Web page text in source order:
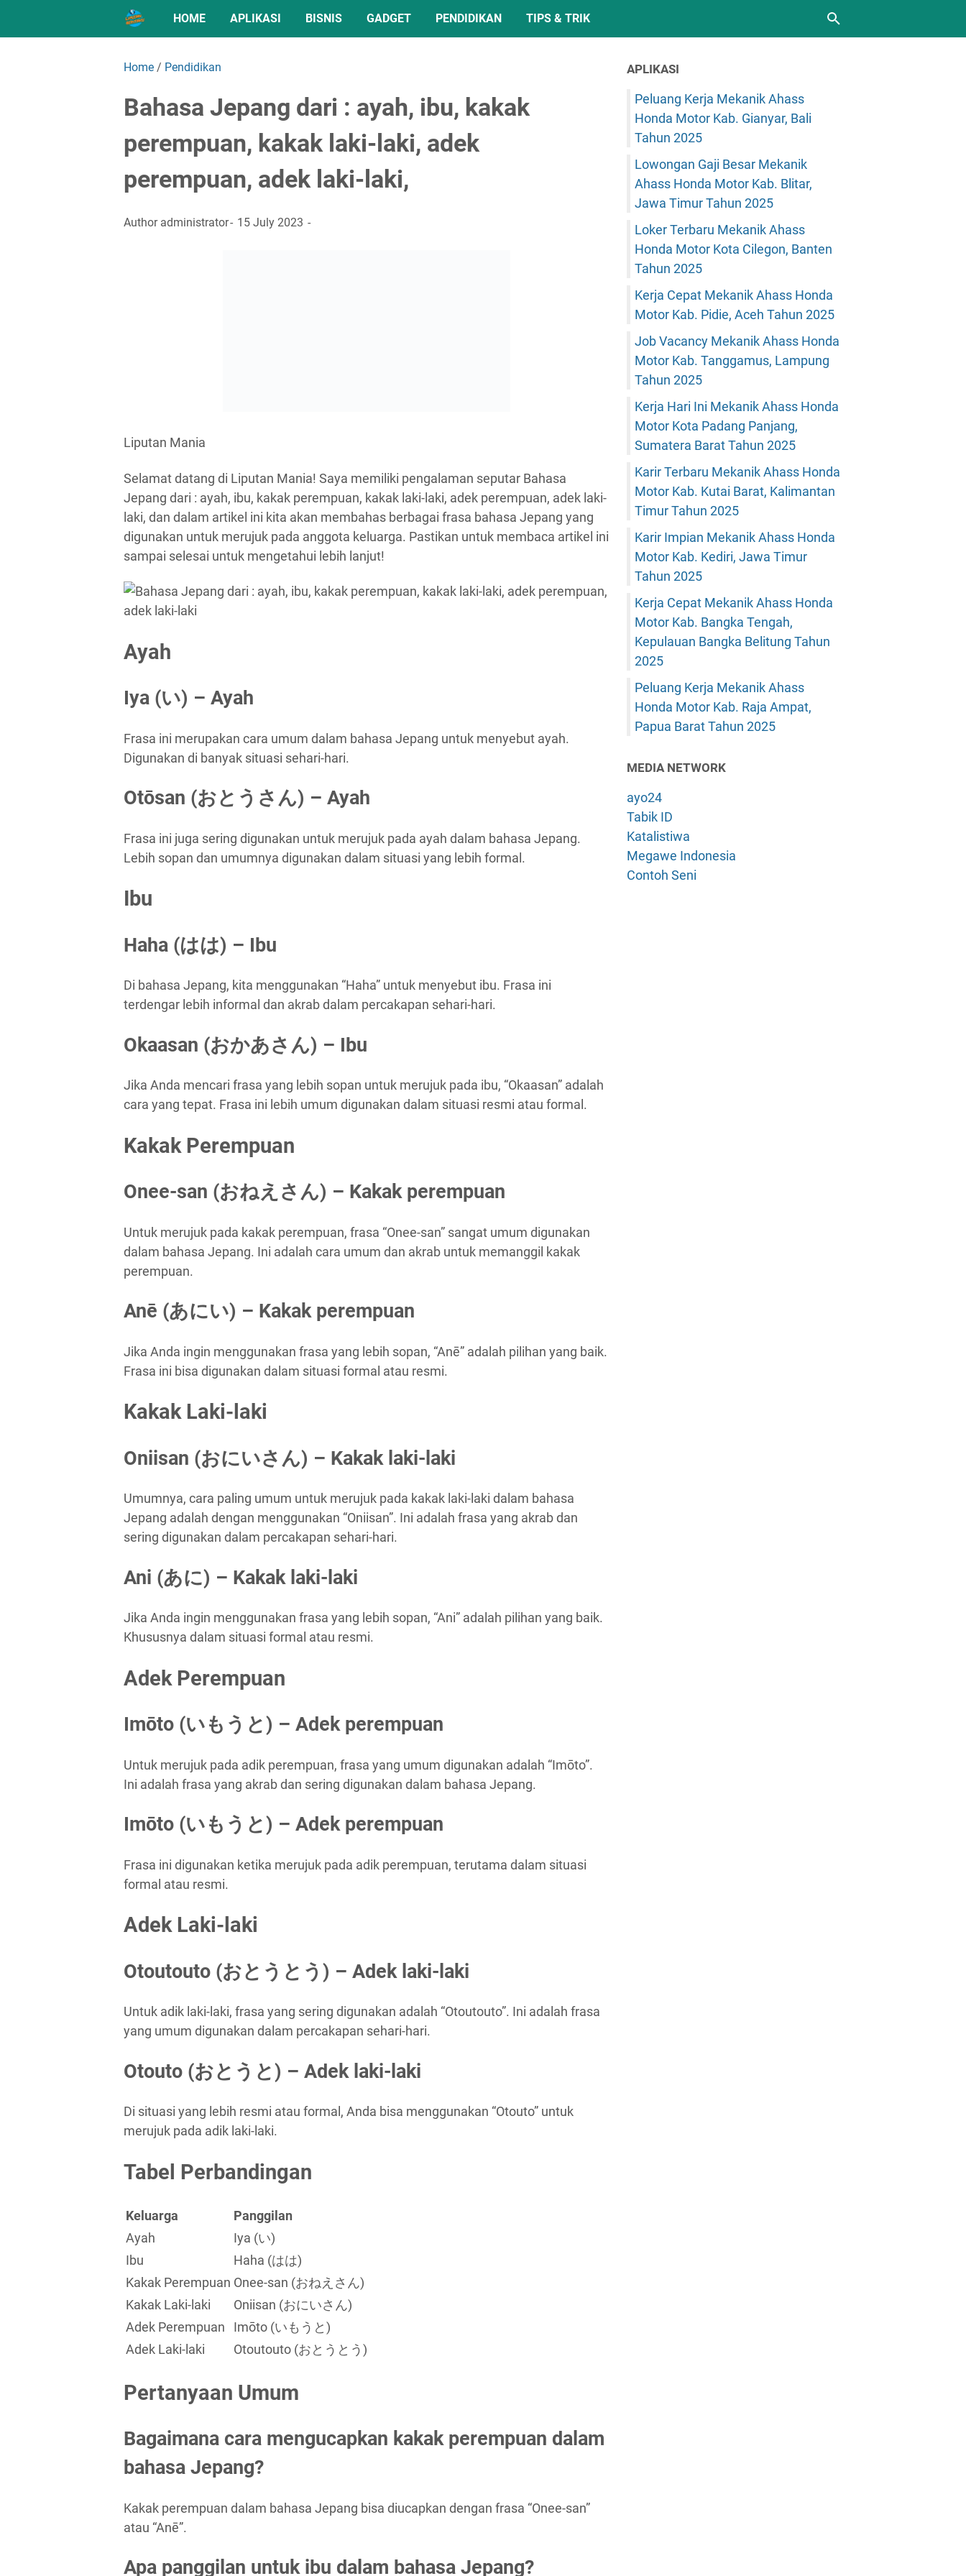
HOME APLIKASI BISNIS GADGET PENDIDIKAN TIPS & TRIK
Home / Pendidikan
Bahasa Jepang dari : ayah, ibu, kakak
perempuan, kakak laki-laki, adek
perempuan, adek laki-laki,
Author administrator 15 July 2023
Liputan Mania
Selamat datang di Liputan Mania! Saya memiliki pengalaman seputar Bahasa
Jepang dari : ayah, ibu, kakak perempuan, kakak laki-laki, adek perempuan, adek laki-
laki, dan dalam artikel ini kita akan membahas berbagai frasa bahasa Jepang yang
digunakan untuk merujuk pada anggota keluarga. Pastikan untuk membaca artikel ini
sampai selesai untuk mengetahui lebih lanjut!
Ayah
Iya (い) – Ayah
Frasa ini merupakan cara umum dalam bahasa Jepang untuk menyebut ayah.
Digunakan di banyak situasi sehari-hari.
Otōsan (おとうさん) – Ayah
Frasa ini juga sering digunakan untuk merujuk pada ayah dalam bahasa Jepang.
Lebih sopan dan umumnya digunakan dalam situasi yang lebih formal.
Ibu
Haha (はは) – Ibu
Di bahasa Jepang, kita menggunakan “Haha” untuk menyebut ibu. Frasa ini
terdengar lebih informal dan akrab dalam percakapan sehari-hari.
Okaasan (おかあさん) – Ibu
Jika Anda mencari frasa yang lebih sopan untuk merujuk pada ibu, “Okaasan” adalah
cara yang tepat. Frasa ini lebih umum digunakan dalam situasi resmi atau formal.
Kakak Perempuan
Onee-san (おねえさん) – Kakak perempuan
Untuk merujuk pada kakak perempuan, frasa “Onee-san” sangat umum digunakan
dalam bahasa Jepang. Ini adalah cara umum dan akrab untuk memanggil kakak
perempuan.
Anē (あにい) – Kakak perempuan
Jika Anda ingin menggunakan frasa yang lebih sopan, “Anē” adalah pilihan yang baik.
Frasa ini bisa digunakan dalam situasi formal atau resmi.
Kakak Laki-laki
Oniisan (おにいさん) – Kakak laki-laki
Umumnya, cara paling umum untuk merujuk pada kakak laki-laki dalam bahasa
Jepang adalah dengan menggunakan “Oniisan”. Ini adalah frasa yang akrab dan
sering digunakan dalam percakapan sehari-hari.
Ani (あに) – Kakak laki-laki
Jika Anda ingin menggunakan frasa yang lebih sopan, “Ani” adalah pilihan yang baik.
Khususnya dalam situasi formal atau resmi.
Adek Perempuan
Imōto (いもうと) – Adek perempuan
Untuk merujuk pada adik perempuan, frasa yang umum digunakan adalah “Imōto”.
Ini adalah frasa yang akrab dan sering digunakan dalam bahasa Jepang.
Imōto (いもうと) – Adek perempuan
Frasa ini digunakan ketika merujuk pada adik perempuan, terutama dalam situasi
formal atau resmi.
Adek Laki-laki
Otoutouto (おとうとう) – Adek laki-laki
Untuk adik laki-laki, frasa yang sering digunakan adalah “Otoutouto”. Ini adalah frasa
yang umum digunakan dalam percakapan sehari-hari.
Otouto (おとうと) – Adek laki-laki
Di situasi yang lebih resmi atau formal, Anda bisa menggunakan “Otouto” untuk
merujuk pada adik laki-laki.
Tabel Perbandingan
Keluarga
Panggilan
Ayah
Iya (い)
Ibu
Haha (はは)
Kakak Perempuan Onee-san (おねえさん)
Kakak Laki-laki
Oniisan (おにいさん)
Adek Perempuan
Imōto (いもうと)
Adek Laki-laki
Otoutouto (おとうとう)
Pertanyaan Umum
Bagaimana cara mengucapkan kakak perempuan dalam
bahasa Jepang?
Kakak perempuan dalam bahasa Jepang bisa diucapkan dengan frasa “Onee-san”
atau “Anē”.
Apa panggilan untuk ibu dalam bahasa Jepang?
APLIKASI
Peluang Kerja Mekanik Ahass
Honda Motor Kab. Gianyar, Bali
Tahun 2025
Lowongan Gaji Besar Mekanik
Ahass Honda Motor Kab. Blitar,
Jawa Timur Tahun 2025
Loker Terbaru Mekanik Ahass
Honda Motor Kota Cilegon, Banten
Tahun 2025
Kerja Cepat Mekanik Ahass Honda
Motor Kab. Pidie, Aceh Tahun 2025
Job Vacancy Mekanik Ahass Honda
Motor Kab. Tanggamus, Lampung
Tahun 2025
Kerja Hari Ini Mekanik Ahass Honda
Motor Kota Padang Panjang,
Sumatera Barat Tahun 2025
Karir Terbaru Mekanik Ahass Honda
Motor Kab. Kutai Barat, Kalimantan
Timur Tahun 2025
Karir Impian Mekanik Ahass Honda
Motor Kab. Kediri, Jawa Timur
Tahun 2025
Kerja Cepat Mekanik Ahass Honda
Motor Kab. Bangka Tengah,
Kepulauan Bangka Belitung Tahun
2025
Peluang Kerja Mekanik Ahass
Honda Motor Kab. Raja Ampat,
Papua Barat Tahun 2025
MEDIA NETWORK
ayo24
Tabik ID
Katalistiwa
Megawe Indonesia
Contoh Seni